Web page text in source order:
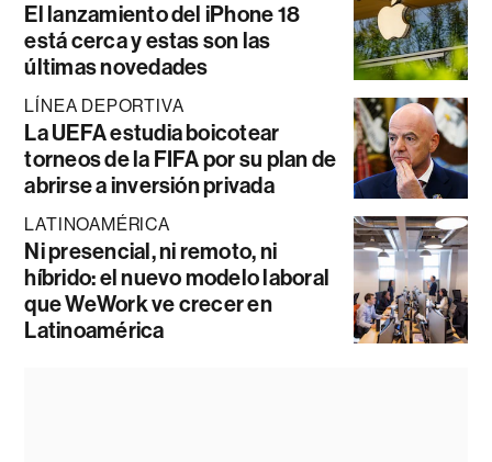
El lanzamiento del iPhone 18
está cerca y estas son las
últimas novedades
LÍNEA DEPORTIVA
La UEFA estudia boicotear
torneos de la FIFA por su plan de
abrirse a inversión privada
LATINOAMÉRICA
Ni presencial, ni remoto, ni
híbrido: el nuevo modelo laboral
que WeWork ve crecer en
Latinoamérica